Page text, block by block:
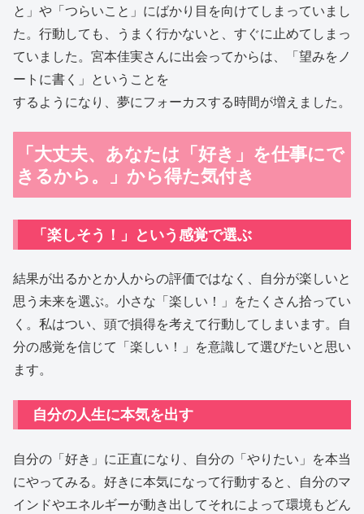
と」や「つらいこと」にばかり目を向けてしまっていまし
た。行動しても、うまく行かないと、すぐに止めてしまっ
ていました。宮本佳実さんに出会ってからは、「望みをノ
ートに書く」ということを
するようになり、夢にフォーカスする時間が増えました。
「大丈夫、あなたは「好き」を仕事にで
きるから。」から得た気付き
「楽しそう！」という感覚で選ぶ
結果が出るかとか人からの評価ではなく、自分が楽しいと
思う未来を選ぶ。小さな「楽しい！」をたくさん拾ってい
く。私はつい、頭で損得を考えて行動してしまいます。自
分の感覚を信じて「楽しい！」を意識して選びたいと思い
ます。
自分の人生に本気を出す
自分の「好き」に正直になり、自分の「やりたい」を本当
にやってみる。好きに本気になって行動すると、自分のマ
インドやエネルギーが動き出してそれによって環境もどん